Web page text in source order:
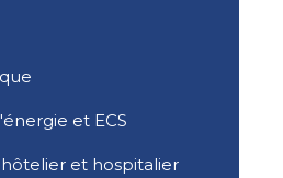
et ECS
et hospitalier